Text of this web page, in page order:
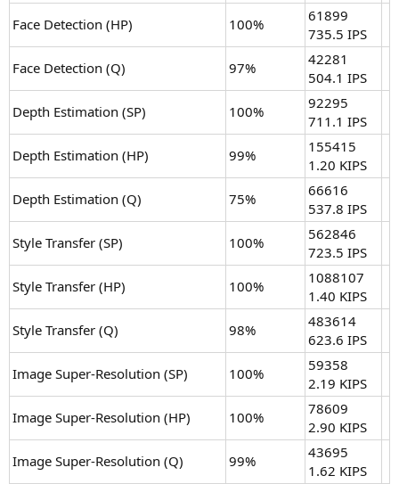
Face Detection (HP)
100%
61899
735.5 IPS
Face Detection (Q)
97%
42281
504.1 IPS
Depth Estimation (SP)
100%
92295
711.1 IPS
Depth Estimation (HP)
99%
155415
1.20 KIPS
Depth Estimation (Q)
75%
66616
537.8 IPS
Style Transfer (SP)
100%
562846
723.5 IPS
Style Transfer (HP)
100%
1088107
1.40 KIPS
Style Transfer (Q)
98%
483614
623.6 IPS
Image Super-Resolution (SP)
100%
59358
2.19 KIPS
Image Super-Resolution (HP)
100%
78609
2.90 KIPS
Image Super-Resolution (Q)
99%
43695
1.62 KIPS